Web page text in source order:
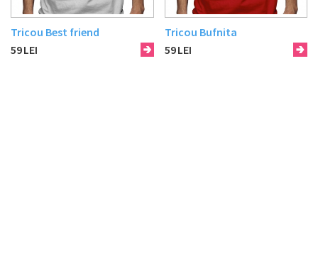
Tricou Best friend
59LEI
Tricou Bufnita
59LEI